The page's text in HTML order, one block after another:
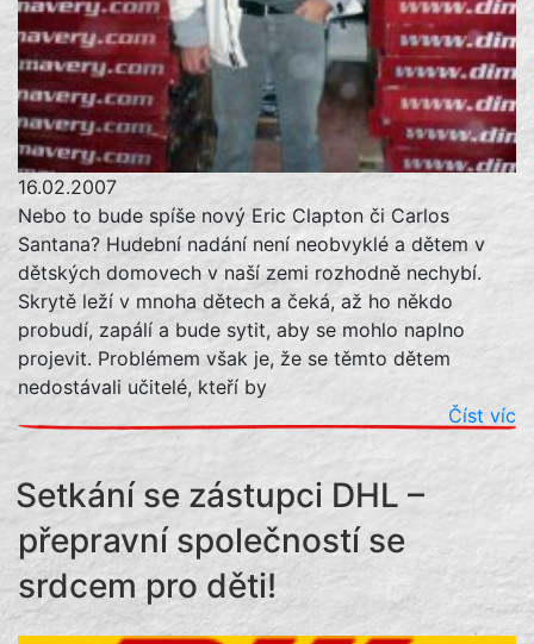
16.02.2007
Nebo to bude spíše nový Eric Clapton či Carlos
Santana? Hudební nadání není neobvyklé a dětem v
dětských domovech v naší zemi rozhodně nechybí.
Skrytě leží v mnoha dětech a čeká, až ho někdo
probudí, zapálí a bude sytit, aby se mohlo naplno
projevit. Problémem však je, že se těmto dětem
nedostávali učitelé, kteří by
Číst víc
Setkání se zástupci DHL –
přepravní společností se
srdcem pro děti!